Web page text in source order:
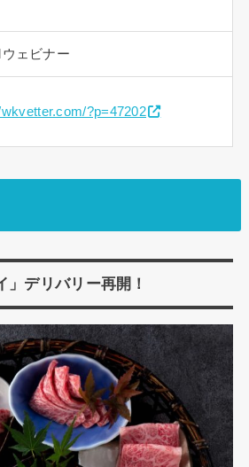
ェビナー
?p=47202
」デリバリー再開！